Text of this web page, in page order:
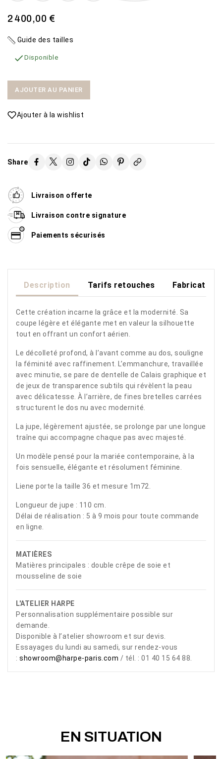
2 400,00 €
Guide des tailles
 Disponible
AJOUTER AU PANIER
Ajouter à la wishlist
Share
Livraison offerte
Livraison contre signature
Paiements sécurisés
Description Tarifs retouches Fabrication
Cette création incarne la grâce et la modernité. Sa
coupe légère et élégante met en valeur la silhouette
tout en offrant un confort aérien.
Le décolleté profond, à l’avant comme au dos, souligne
la féminité avec raffinement. L’emmanchure, travaillée
avec minutie, se pare de dentelle de Calais graphique et
de jeux de transparence subtils qui révèlent la peau
avec délicatesse. À l’arrière, de fines bretelles carrées
structurent le dos nu avec modernité.
La jupe, légèrement ajustée, se prolonge par une longue
traîne qui accompagne chaque pas avec majesté.
Un modèle pensé pour la mariée contemporaine, à la
fois sensuelle, élégante et résolument féminine.
Liene porte la taille 36 et mesure 1m72.
Longueur de jupe : 110 cm.
Délai de réalisation : 5 à 9 mois pour toute commande
en ligne.
MATIÈRES
Matières principales : double crêpe de soie et
mousseline de soie
L'ATELIER HARPE
Personnalisation supplémentaire possible sur
demande.
Disponible à l’atelier showroom et sur devis.
Essayages du lundi au samedi, sur rendez-vous
: showroom@harpe-paris.com / tél. : 01 40 15 64 88.
EN SITUATION